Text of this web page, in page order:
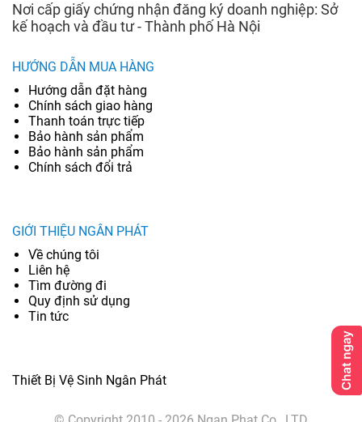
Nơi cấp giấy chứng nhận đăng ký doanh nghiệp: Sở
kế hoạch và đầu tư - Thành phố Hà Nội
HƯỚNG DẪN MUA HÀNG
Hướng dẫn đặt hàng
Chính sách giao hàng
Thanh toán trực tiếp
Bảo hành sản phẩm
Bảo hành sản phẩm
Chính sách đổi trả
GIỚI THIỆU NGÂN PHÁT
Về chúng tôi
Liên hệ
Tìm đường đi
Quy định sử dụng
Tin tức
Thiết Bị Vệ Sinh Ngân Phát